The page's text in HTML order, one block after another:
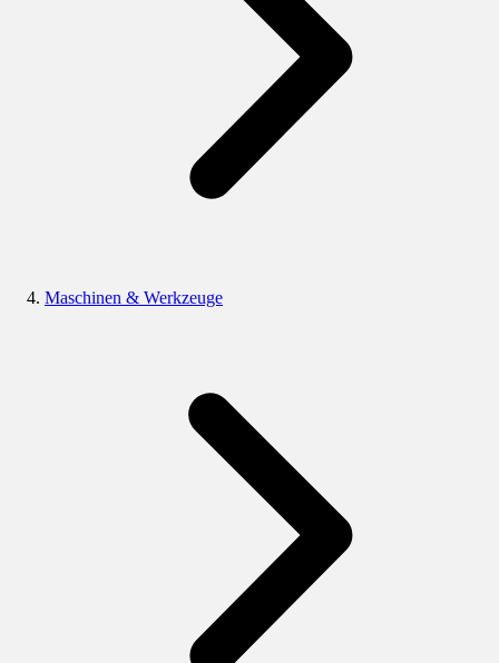
Maschinen & Werkzeuge